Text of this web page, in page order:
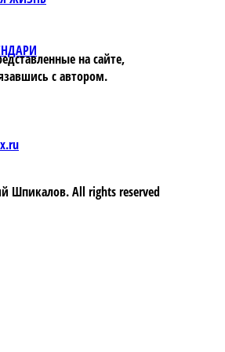
на сайте,
с автором.
Шпикалов. All rights reserved